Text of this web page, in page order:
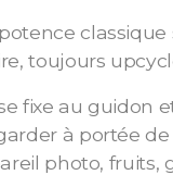
classique
toujours
fixe au guidon
à portée
photo, fruits,